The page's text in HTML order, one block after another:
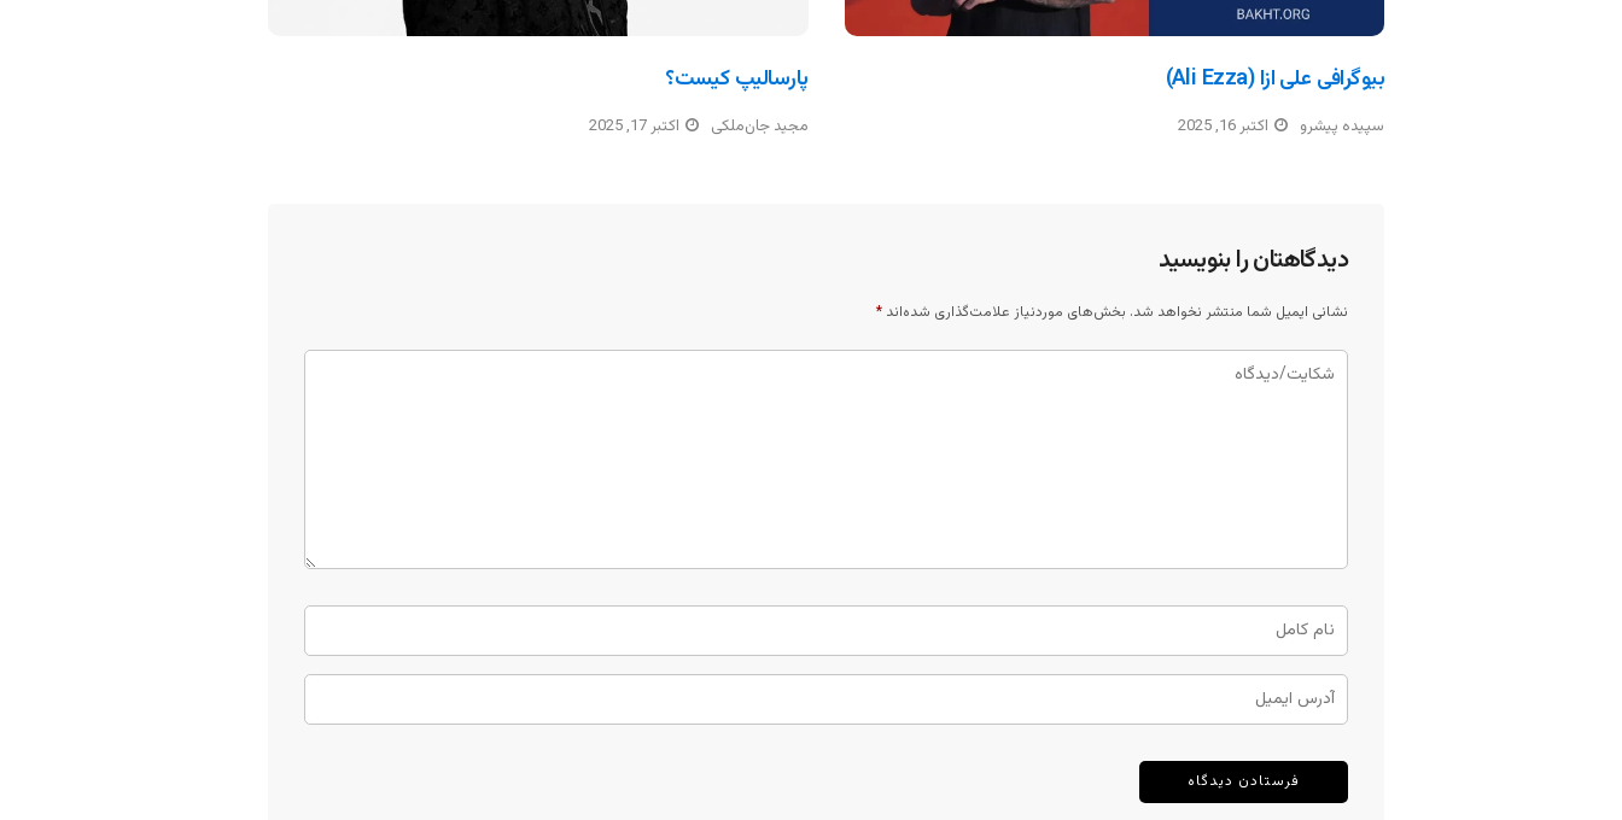
پارسالیپ کیست؟
مجید جان‌ملکی اکتبر 17, 2025
بیوگرافی علی ازا (Ali Ezza)
سپیده پیشرو اکتبر 16, 2025
دیدگاهتان را بنویسید
نشانی ایمیل شما منتشر نخواهد شد. بخش‌های موردنیاز علامت‌گذاری شده‌اند *